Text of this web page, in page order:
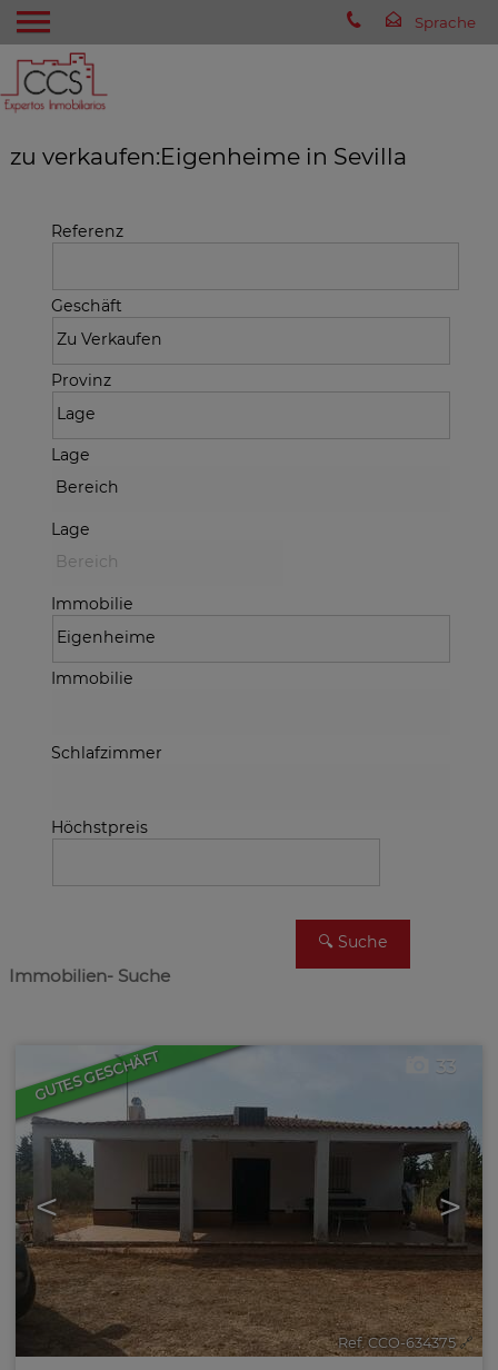
zu verkaufen:Eigenheime in Sevilla
Referenz
Geschäft
Provinz
Lage
Lage
Immobilie
Immobilie
Schlafzimmer
Höchstpreis
Immobilien- Suche
GUTES GESCHÄFT
< >
33
Ref. CCO-634375 🔗